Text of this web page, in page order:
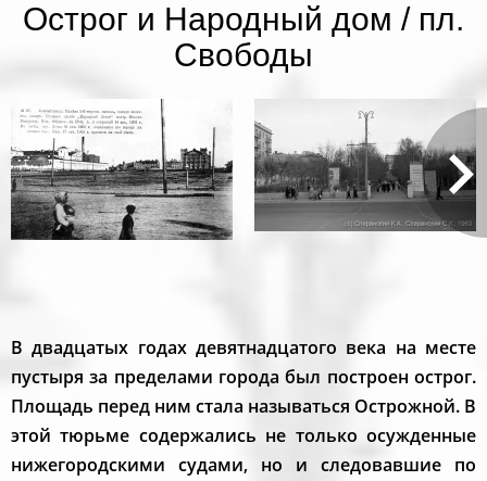
Острог и Народный дом / пл.
Свободы
В двадцатых годах девятнадцатого века на месте
пустыря за пределами города был построен острог.
Площадь перед ним стала называться Острожной. В
этой тюрьме содержались не только осужденные
нижегородскими судами, но и следовавшие по